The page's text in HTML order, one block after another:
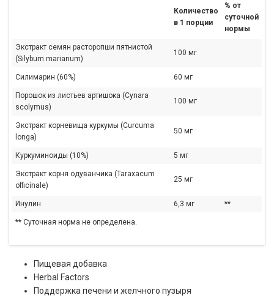
Количество
в 1 порции
% от
суточной
нормы
Экстракт семян расторопши пятнистой
(Silybum marianum)
100 мг
Силимарин (60%) 60 мг
Порошок из листьев артишока (Cynara
scolymus)
100 мг
Экстракт корневища куркумы (Curcuma
longa)
50 мг
Куркуминоиды (10%) 5 мг
Экстракт корня одуванчика (Taraxacum
officinale)
25 мг
Инулин 6,3 мг **
** Суточная норма не определена.
Пищевая добавка
Herbal Factors
Поддержка печени и желчного пузыря